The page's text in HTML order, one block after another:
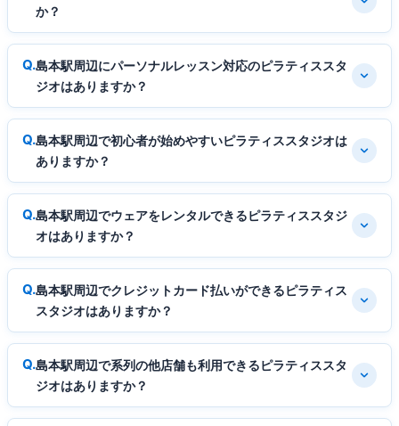
か？
島本駅周辺にパーソナルレッスン対応のピラティススタ
ジオはありますか？
島本駅周辺で初心者が始めやすいピラティススタジオは
ありますか？
島本駅周辺でウェアをレンタルできるピラティススタジ
オはありますか？
島本駅周辺でクレジットカード払いができるピラティス
スタジオはありますか？
島本駅周辺で系列の他店舗も利用できるピラティススタ
ジオはありますか？